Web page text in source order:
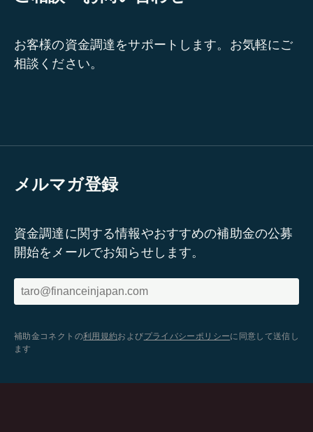
お客様の資金調達をサポートします。お気軽にご
相談ください。
メルマガ登録
資金調達に関する情報やおすすめの補助金の公募
開始をメールでお知らせします。
補助金コネクトの利用規約およびプライバシーポリシーに同意して送信し
ます